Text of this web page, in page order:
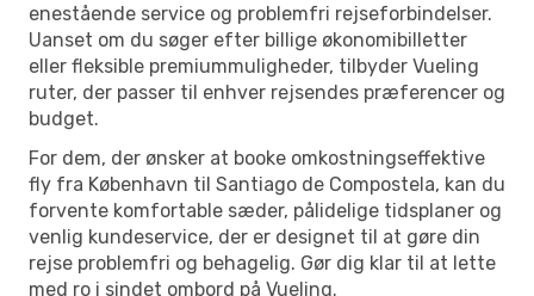
enestående service og problemfri rejseforbindelser.
Uanset om du søger efter billige økonomibilletter
eller fleksible premiummuligheder, tilbyder Vueling
ruter, der passer til enhver rejsendes præferencer og
budget.
For dem, der ønsker at booke omkostningseffektive
fly fra København til Santiago de Compostela, kan du
forvente komfortable sæder, pålidelige tidsplaner og
venlig kundeservice, der er designet til at gøre din
rejse problemfri og behagelig. Gør dig klar til at lette
med ro i sindet ombord på Vueling.